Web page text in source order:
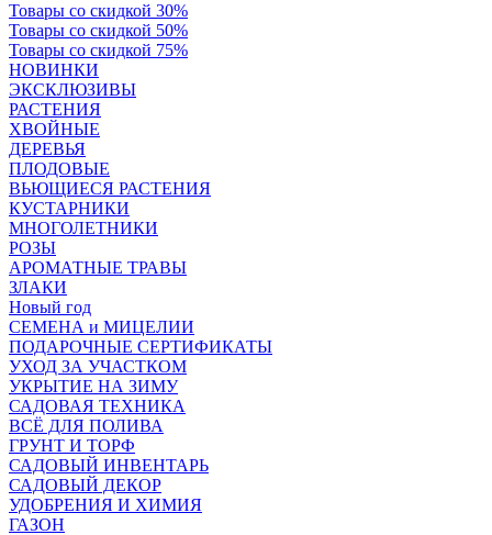
Товары со скидкой 30%
Товары со скидкой 50%
Товары со скидкой 75%
НОВИНКИ
ЭКСКЛЮЗИВЫ
РАСТЕНИЯ
ХВОЙНЫЕ
ДЕРЕВЬЯ
ПЛОДОВЫЕ
ВЬЮЩИЕСЯ РАСТЕНИЯ
КУСТАРНИКИ
МНОГОЛЕТНИКИ
РОЗЫ
АРОМАТНЫЕ ТРАВЫ
ЗЛАКИ
Новый год
СЕМЕНА и МИЦЕЛИИ
ПОДАРОЧНЫЕ СЕРТИФИКАТЫ
УХОД ЗА УЧАСТКОМ
УКРЫТИЕ НА ЗИМУ
САДОВАЯ ТЕХНИКА
ВСЁ ДЛЯ ПОЛИВА
ГРУНТ И ТОРФ
САДОВЫЙ ИНВЕНТАРЬ
САДОВЫЙ ДЕКОР
УДОБРЕНИЯ И ХИМИЯ
ГАЗОН